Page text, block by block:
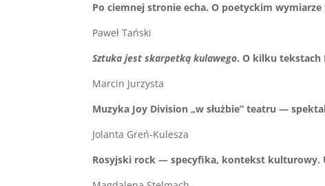
Po ciemnej stronie echa. O poetyckim
Paweł Tański
Sztuka jest skarpetką kulawego. O kilku tekstach
Marcin Jurzysta
Muzyka Joy Division „w służbie” teatru —
Jolanta Greń-Kulesza
Rosyjski rock — specyfika, kontekst kulturowy.